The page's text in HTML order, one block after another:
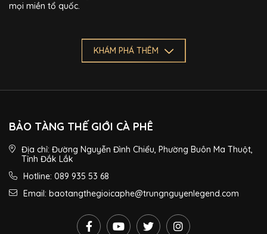
mọi miền tổ quốc.
KHÁM PHÁ THÊM
BẢO TÀNG THẾ GIỚI CÀ PHÊ
Địa chỉ: Đường Nguyễn Đình Chiểu, Phường Buôn Ma Thuột,
Tỉnh Đắk Lắk
Hotline: 089 935 53 68
Email: baotangthegioicaphe@trungnguyenlegend.com